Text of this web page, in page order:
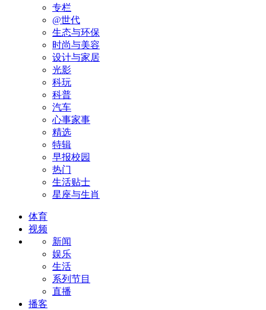
专栏
@世代
生态与环保
时尚与美容
设计与家居
光影
科玩
科普
汽车
心事家事
精选
特辑
早报校园
热门
生活贴士
星座与生肖
体育
视频
新闻
娱乐
生活
系列节目
直播
播客